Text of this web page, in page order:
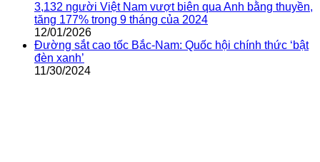
3,132 người Việt Nam vượt biên qua Anh bằng thuyền,
tăng 177% trong 9 tháng của 2024
12/01/2026
Đường sắt cao tốc Bắc-Nam: Quốc hội chính thức ‘bật
đèn xanh’
11/30/2024